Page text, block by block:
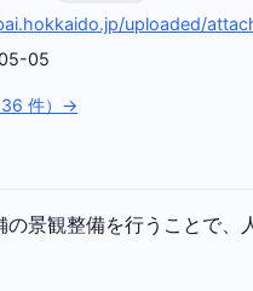
uploaded/
05
36 件）→
景観整備を行うことで